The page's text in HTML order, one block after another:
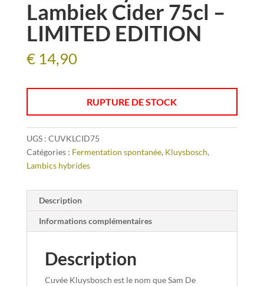
Lambiek Cider 75cl –
LIMITED EDITION
€14,90
RUPTURE DE STOCK
UGS : CUVKLCID75
Catégories : Fermentation spontanée, Kluysbosch,
Lambics hybrides
Description
Informations complémentaires
Description
Cuvée Kluysbosch est le nom que Sam De